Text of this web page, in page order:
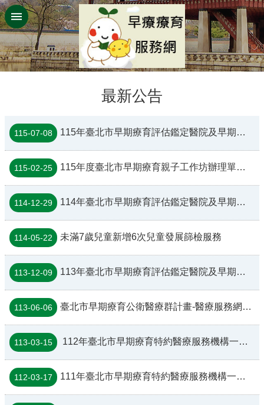
跳到主要內容區塊
最新公告
115-07-08 115年臺北市早期療育評估鑑定醫院及早期療育基層醫事單位名冊
115-02-25 115年度臺北市早期療育親子工作坊辦理單位及聯絡窗口
114-12-29 114年臺北市早期療育評估鑑定醫院及早期療育基層醫事單位名冊
114-05-22 未滿7歲兒童新增6次兒童發展篩檢服務
113-12-09 113年臺北市早期療育評估鑑定醫院及早期療育基層醫事單位名冊
113-06-06 臺北市早期療育公衛醫療群計畫-醫療服務網絡實地訪查相關事項
113-03-15 112年臺北市早期療育特約醫療服務機構一覽表
112-03-17 111年臺北市早期療育特約醫療服務機構一覽表